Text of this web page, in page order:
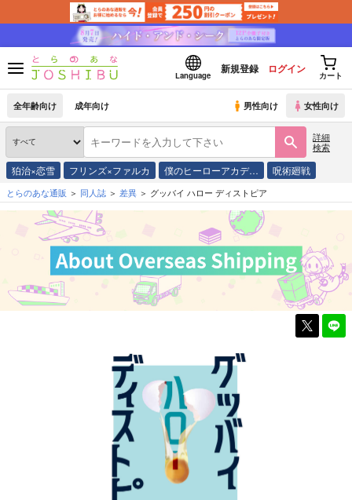
Language
新規登録 ログイン
カート
全年齢向け 成年向け 男性向け 女性向け
詳細
検索
狛治×恋雪 フリンズ×ファルカ 僕のヒーローアカデ… 呪術廻戦
とらのあな通販 同人誌 差異 グッバイ ハロー ディストピア